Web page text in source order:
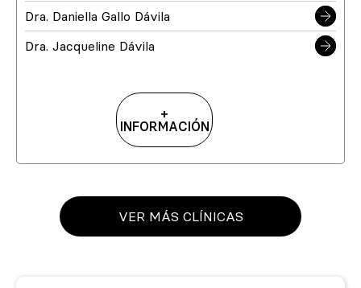
Dra. Daniella Gallo Dávila
Dra. Jacqueline Dávila
+
INFORMACIÓN
VER MÁS CLÍNICAS